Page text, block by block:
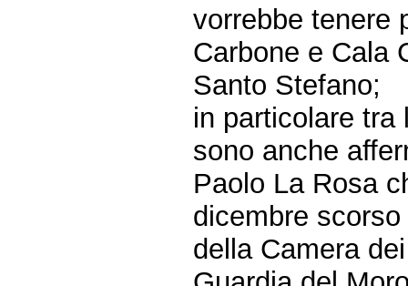
vorrebbe tenere
Carbone e Cala
Santo Stefano;
in particolare tra
sono anche
Paolo La Rosa
dicembre
della Camera